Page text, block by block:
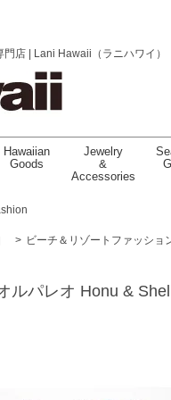
店 | Lani Hawaii（ラニハワイ）
Hawaiian
Goods
Jewelry
&
Accessories
> ビーチ＆リゾートファッショ
ルパレオ Honu &